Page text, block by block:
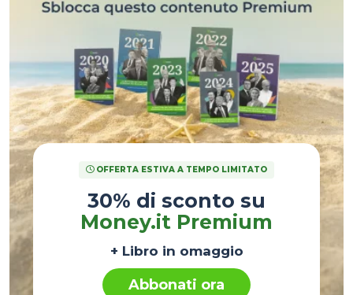
OFFERTA ESTIVA A TEMPO LIMITATO
30% di sconto su
Money.it Premium
+ Libro in omaggio
Abbonati ora